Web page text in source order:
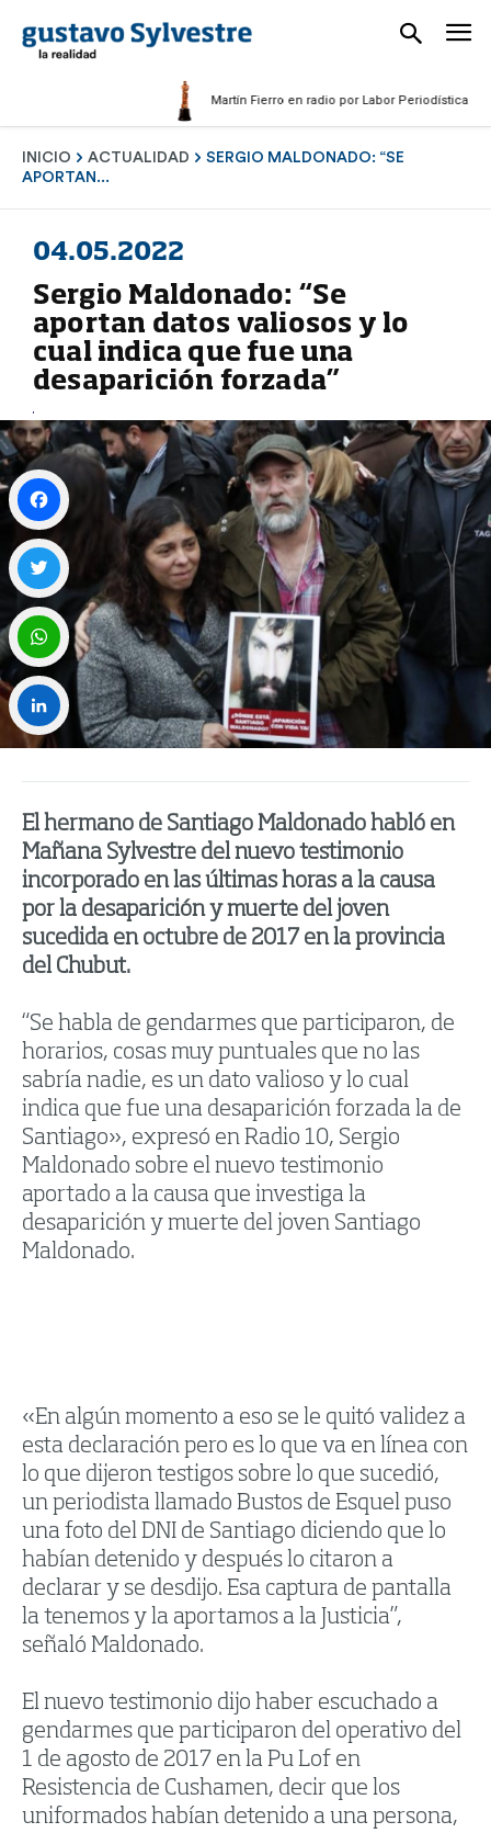
Martín Fierro en radio por Labor Periodística
INICIO ACTUALIDAD
SERGIO MALDONADO: “SE
APORTAN...
04.05.2022
Sergio Maldonado: “Se
aportan datos valiosos y lo
cual indica que fue una
desaparición forzada”
El hermano de Santiago Maldonado habló en
Mañana Sylvestre del nuevo testimonio
incorporado en las últimas horas a la causa
por la desaparición y muerte del joven
sucedida en octubre de 2017 en la provincia
del Chubut.
“Se habla de gendarmes que participaron, de
horarios, cosas muy puntuales que no las
sabría nadie, es un dato valioso y lo cual
indica que fue una desaparición forzada la de
Santiago», expresó en Radio 10, Sergio
Maldonado sobre el nuevo testimonio
aportado a la causa que investiga la
desaparición y muerte del joven Santiago
Maldonado.
«En algún momento a eso se le quitó validez a
esta declaración pero es lo que va en línea con
lo que dijeron testigos sobre lo que sucedió,
un periodista llamado Bustos de Esquel puso
una foto del DNI de Santiago diciendo que lo
habían detenido y después lo citaron a
declarar y se desdijo. Esa captura de pantalla
la tenemos y la aportamos a la Justicia”,
señaló Maldonado.
El nuevo testimonio dijo haber escuchado a
gendarmes que participaron del operativo del
1 de agosto de 2017 en la Pu Lof en
Resistencia de Cushamen, decir que los
uniformados habían detenido a una persona,
Facebook
Twitter
WhatsApp
LinkedIn